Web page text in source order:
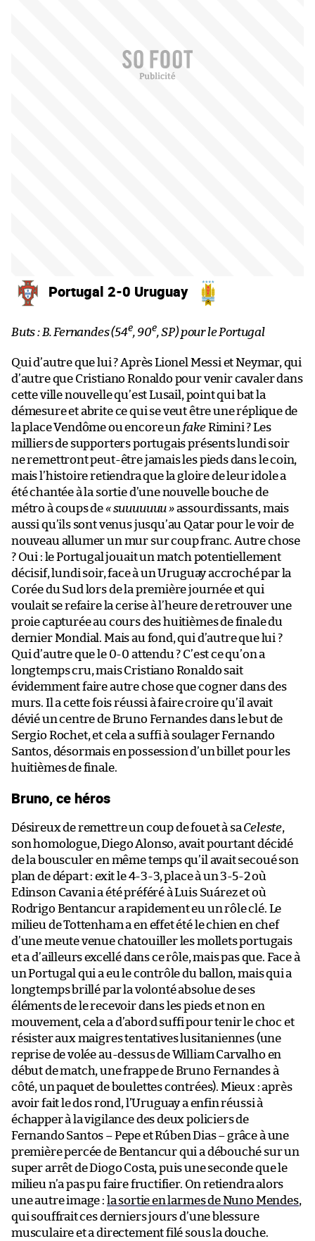
Portugal 2-0 Uruguay
Buts : B. Fernandes (54e, 90e, SP) pour le Portugal
Qui d’autre que lui ? Après Lionel Messi et Neymar, qui
d’autre que Cristiano Ronaldo pour venir cavaler dans
cette ville nouvelle qu’est Lusail, point qui bat la
démesure et abrite ce qui se veut être une réplique de
la place Vendôme ou encore un fakeRimini ? Les
milliers de supporters portugais présents lundi soir
ne remettront peut-être jamais les pieds dans le coin,
mais l’histoire retiendra que la gloire de leur idole a
été chantée à la sortie d’une nouvelle bouche de
métro à coups de« suuuuuuu »assourdissants, mais
aussi qu’ils sont venus jusqu’au Qatar pour le voir de
nouveau allumer un mur sur coup franc. Autre chose
? Oui : le Portugal jouait un match potentiellement
décisif, lundi soir, face à un Uruguay accroché par la
Corée du Sud lors de la première journée et qui
voulait se refaire la cerise à l’heure de retrouver une
proie capturée au cours des huitièmes de finale du
dernier Mondial. Mais au fond, qui d’autre que lui ?
Qui d’autre que le 0-0 attendu ? C’est ce qu’on a
longtemps cru, mais Cristiano Ronaldo sait
évidemment faire autre chose que cogner dans des
murs. Il a cette fois réussi à faire croire qu’il avait
dévié un centre de Bruno Fernandes dans le but de
Sergio Rochet, et cela a suffi à soulager Fernando
Santos, désormais en possession d’un billet pour les
huitièmes de finale.
Bruno, ce héros
Désireux de remettre un coup de fouet à sa Celeste,
son homologue, Diego Alonso, avait pourtant décidé
de la bousculer en même temps qu’il avait secoué son
plan de départ : exit le 4-3-3, place à un 3-5-2 où
Edinson Cavani a été préféré à Luis Suárez et où
Rodrigo Bentancur a rapidement eu un rôle clé. Le
milieu de Tottenham a en effet été le chien en chef
d’une meute venue chatouiller les mollets portugais
et a d’ailleurs excellé dans ce rôle, mais pas que. Face à
un Portugal qui a eu le contrôle du ballon, mais qui a
longtemps brillé par la volonté absolue de ses
éléments de le recevoir dans les pieds et non en
mouvement, cela a d’abord suffi pour tenir le choc et
résister aux maigres tentatives lusitaniennes (une
reprise de volée au-dessus de William Carvalho en
début de match, une frappe de Bruno Fernandes à
côté, un paquet de boulettes contrées). Mieux : après
avoir fait le dos rond, l’Uruguay a enfin réussi à
échapper à la vigilance des deux policiers de
Fernando Santos – Pepe et Rúben Dias – grâce à une
première percée de Bentancur qui a débouché sur un
super arrêt de Diogo Costa, puis une seconde que le
milieu n’a pas pu faire fructifier. On retiendra alors
une autre image : la sortie en larmes de Nuno Mendes,
qui souffrait ces derniers jours d’une blessure
musculaire et a directement filé sous la douche.